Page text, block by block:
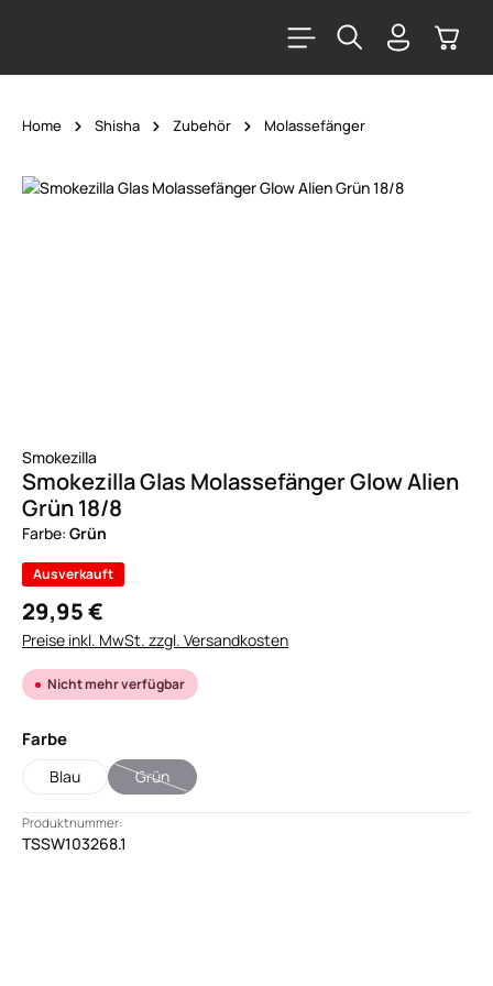
Home Shisha Zubehör Molassefänger
Bildergalerie überspringen
Smokezilla
Smokezilla Glas Molassefänger Glow Alien
Grün 18/8
Farbe: Grün
Ausverkauft
29,95 €
Preise inkl. MwSt. zzgl. Versandkosten
Nicht mehr verfügbar
Farbeauswählen
Blau Grün
(Diese Option ist zurzeit nicht verfügbar.)
Produktnummer:
TSSW103268.1